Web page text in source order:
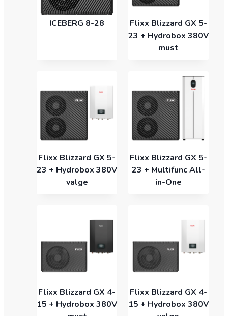
ICEBERG 8-28
Flixx Blizzard GX 5-
23 + Hydrobox 380V
must
Flixx Blizzard GX 5-
23 + Hydrobox 380V
valge
Flixx Blizzard GX 5-
23 + Multifunc All-
in-One
Flixx Blizzard GX 4-
15 + Hydrobox 380V
Flixx Blizzard GX 4-
15 + Hydrobox 380V